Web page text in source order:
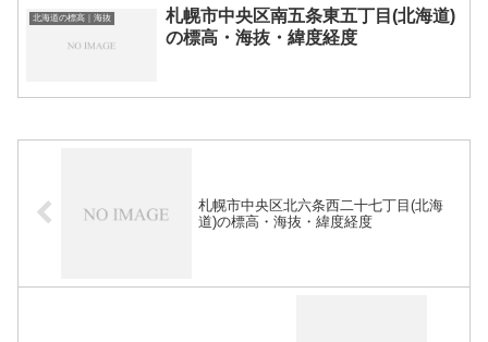
北海道の標高｜海抜
札幌市中央区南五条東五丁目(北海道)
の標高・海抜・緯度経度
札幌市中央区北六条西二十七丁目(北海
道)の標高・海抜・緯度経度